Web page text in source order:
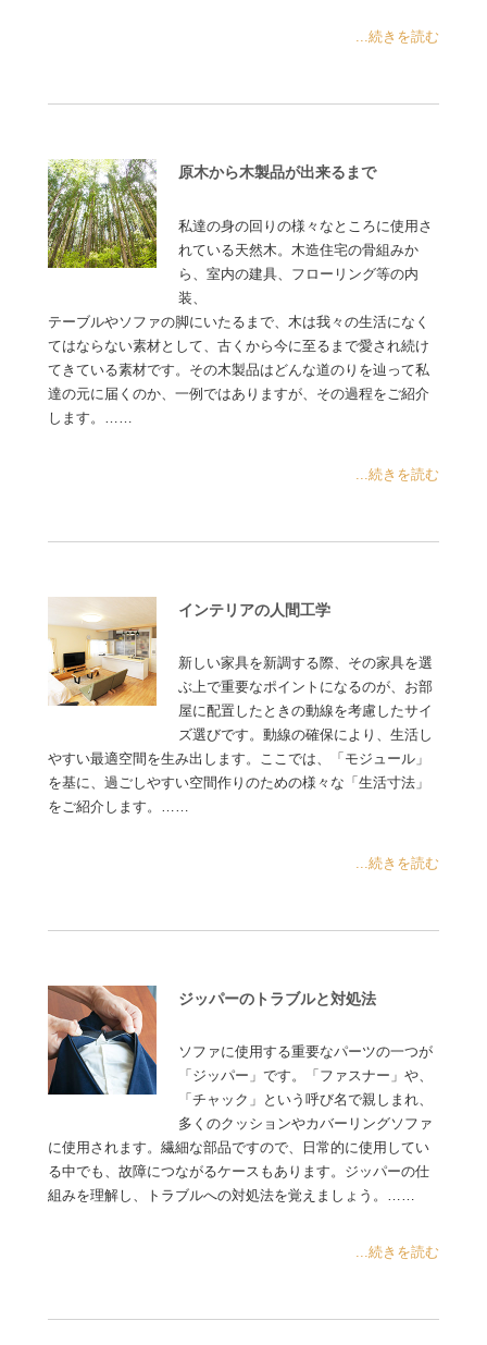
...続きを読む
原木から木製品が出来るまで
私達の身の回りの様々なところに使用さ
れている天然木。木造住宅の骨組みか
ら、室内の建具、フローリング等の内
装、
テーブルやソファの脚にいたるまで、木は我々の生活になく
てはならない素材として、古くから今に至るまで愛され続け
てきている素材です。その木製品はどんな道のりを辿って私
達の元に届くのか、一例ではありますが、その過程をご紹介
します。……
...続きを読む
インテリアの人間工学
新しい家具を新調する際、その家具を選
ぶ上で重要なポイントになるのが、お部
屋に配置したときの動線を考慮したサイ
ズ選びです。動線の確保により、生活し
やすい最適空間を生み出します。ここでは、「モジュール」
を基に、過ごしやすい空間作りのための様々な「生活寸法」
をご紹介します。……
...続きを読む
ジッパーのトラブルと対処法
ソファに使用する重要なパーツの一つが
「ジッパー」です。「ファスナー」や、
「チャック」という呼び名で親しまれ、
多くのクッションやカバーリングソファ
に使用されます。繊細な部品ですので、日常的に使用してい
る中でも、故障につながるケースもあります。ジッパーの仕
組みを理解し、トラブルへの対処法を覚えましょう。……
...続きを読む